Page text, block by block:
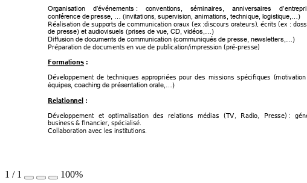
Organisation d’événements : conventions, séminaires, anniversaires
conférence de presse, … (invitations, supervision, animations, technique, logistique,…)
Réalisation de supports de communication oraux (ex :discours orateurs), écrits (ex :
de presse) et audiovisuels (prises de vue, CD, vidéos,…)
Diffusion de documents de communication (communiqués de presse, newsletters,…)
Préparation de documents en vue de publication/impression (pré-presse)
Formations :
Développement de techniques appropriées pour des missions spécifiques (motivation
équipes, coaching de présentation orale,…)
Relationnel :
Développement et optimalisation des relations médias (TV, Radio, Presse) :
business & financier, spécialisé.
Collaboration avec les institutions.
1 / 1 100%